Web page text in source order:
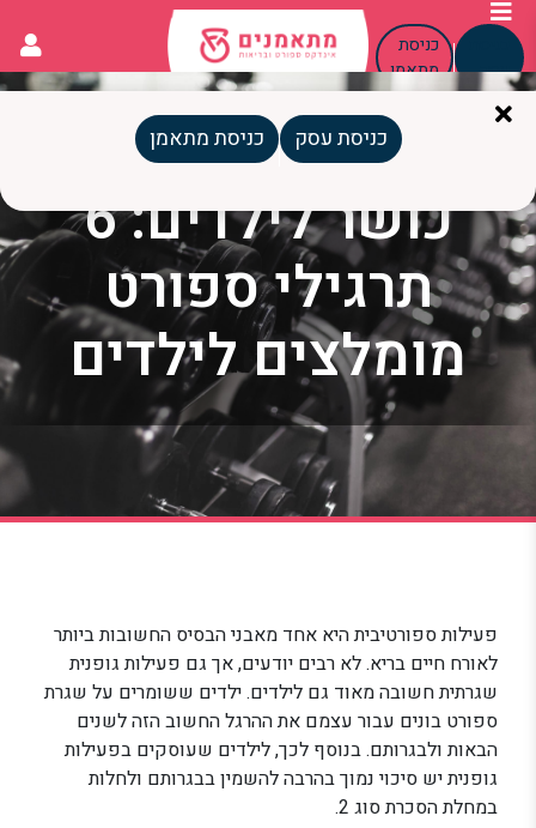
עסק
כניסת
מתאמן
כניסת עסק כניסת מתאמן
כושר לילדים: 6
תרגילי ספורט
מומלצים לילדים
פעילות ספורטיבית היא אחד מאבני הבסיס החשובות ביותר
לאורח חיים בריא. לא רבים יודעים, אך גם פעילות גופנית
שגרתית חשובה מאוד גם לילדים. ילדים ששומרים על שגרת
ספורט בונים עבור עצמם את ההרגל החשוב הזה לשנים
הבאות ולבגרותם. בנוסף לכך, לילדים שעוסקים בפעילות
גופנית יש סיכוי נמוך בהרבה להשמין בבגרותם ולחלות
במחלת הסכרת סוג 2.